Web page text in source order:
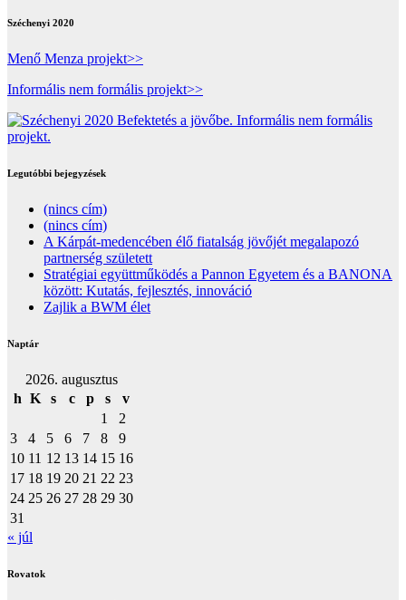
Széchenyi 2020
Menő Menza projekt>>
Informális nem formális projekt>>
Legutóbbi bejegyzések
(nincs cím)
(nincs cím)
A Kárpát-medencében élő fiatalság jövőjét megalapozó
partnerség született
Stratégiai együttműködés a Pannon Egyetem és a BANONA
között: Kutatás, fejlesztés, innováció
Zajlik a BWM élet
Naptár
2026. augusztus
h K s c p s
v
1
2
3
4 5 6 7 8
9
10 11 12 13 14 15 16
17 18 19 20 21 22 23
24 25 26 27 28 29 30
31
« júl
Rovatok